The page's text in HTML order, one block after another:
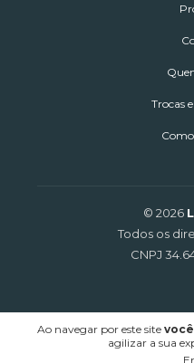
Ao navegar por este site
agilizar a sua
Trocas
© 2026
Todos os
CNPJ